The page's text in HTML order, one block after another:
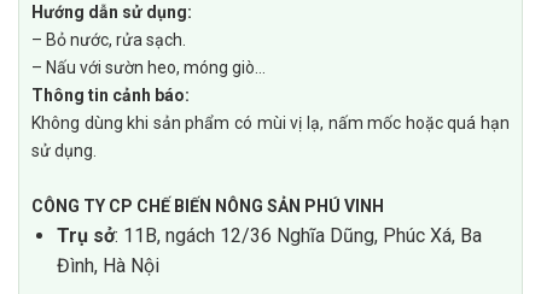
Hướng dẫn sử dụng:
– Bỏ nước, rửa sạch.
– Nấu với sườn heo, móng giò…
Thông tin cảnh báo:
Không dùng khi sản phẩm có mùi vị lạ, nấm mốc hoặc quá hạn
sử dụng.
CÔNG TY CP CHẾ BIẾN NÔNG SẢN PHÚ VINH
Trụ sở: 11B, ngách 12/36 Nghĩa Dũng, Phúc Xá, Ba
Đình, Hà Nội